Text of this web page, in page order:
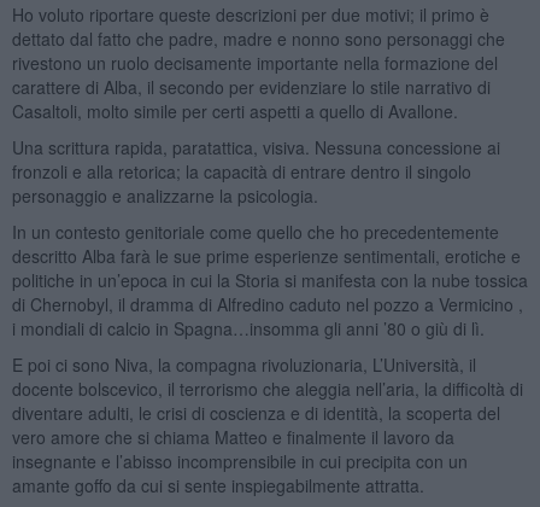
Ho voluto riportare queste descrizioni per due motivi; il primo è
dettato dal fatto che padre, madre e nonno sono personaggi che
rivestono un ruolo decisamente importante nella formazione del
carattere di Alba, il secondo per evidenziare lo stile narrativo di
Casaltoli, molto simile per certi aspetti a quello di Avallone.
Una scrittura rapida, paratattica, visiva. Nessuna concessione ai
fronzoli e alla retorica; la capacità di entrare dentro il singolo
personaggio e analizzarne la psicologia.
In un contesto genitoriale come quello che ho precedentemente
descritto Alba farà le sue prime esperienze sentimentali, erotiche e
politiche in un’epoca in cui la Storia si manifesta con la nube tossica
di Chernobyl, il dramma di Alfredino caduto nel pozzo a Vermicino ,
i mondiali di calcio in Spagna…insomma gli anni ’80 o giù di lì.
E poi ci sono Niva, la compagna rivoluzionaria, L’Università, il
docente bolscevico, il terrorismo che aleggia nell’aria, la difficoltà di
diventare adulti, le crisi di coscienza e di identità, la scoperta del
vero amore che si chiama Matteo e finalmente il lavoro da
insegnante e l’abisso incomprensibile in cui precipita con un
amante goffo da cui si sente inspiegabilmente attratta.